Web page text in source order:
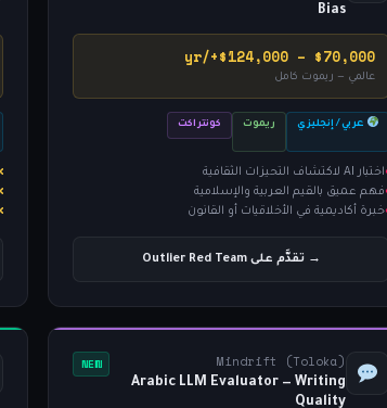
Bias
$70,000 – $124,000+/yr
عالمي — ريموت كامل
عربي / إنجليزي ريموت كونتراكت
اختبار AI لاكتشاف التحيزات الثقافية
فهم عميق بالقيم العربية والإسلامية
خبرة أكاديمية في الأخلاقيات أو القانون
→ تقدَّم على Outlier Red Team
Mindrift (Toloka)
Arabic LLM Evaluator — Writing
Quality
NEW